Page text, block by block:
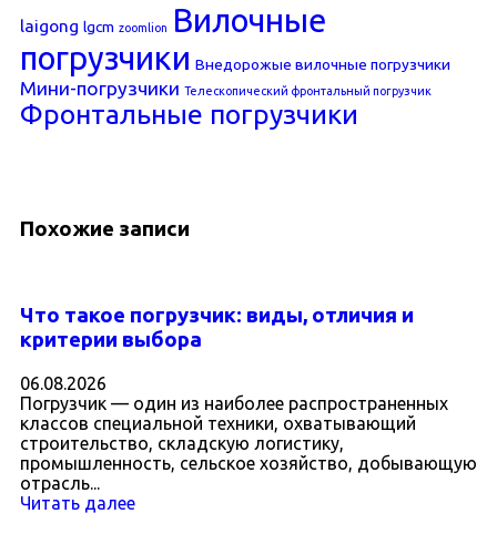
laigong lgcm zoomlion
Вилочные
погрузчики Внедорожые вилочные погрузчики
Мини-погрузчики Телескопический фронтальный погрузчик
Фронтальные погрузчики
Похожие записи
Что такое погрузчик: виды, отличия и
критерии выбора
06.08.2026
Погрузчик — один из наиболее распространенных
классов специальной техники, охватывающий
строительство, складскую логистику,
промышленность, сельское хозяйство, добывающую
отрасль...
Читать далее